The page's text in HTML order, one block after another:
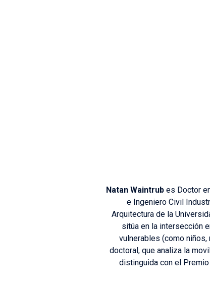
Natan Waintrubes Doctor
e Ingeniero Civil
Arquitectura de la
sitúa en la intersección
vulnerables (como
doctoral, que analiza la
distinguida con el